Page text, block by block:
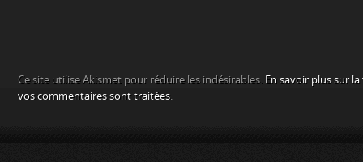
Ce site utilise Akismet pour réduire les indésirables. En savoir plus sur
vos commentaires sont traitées.